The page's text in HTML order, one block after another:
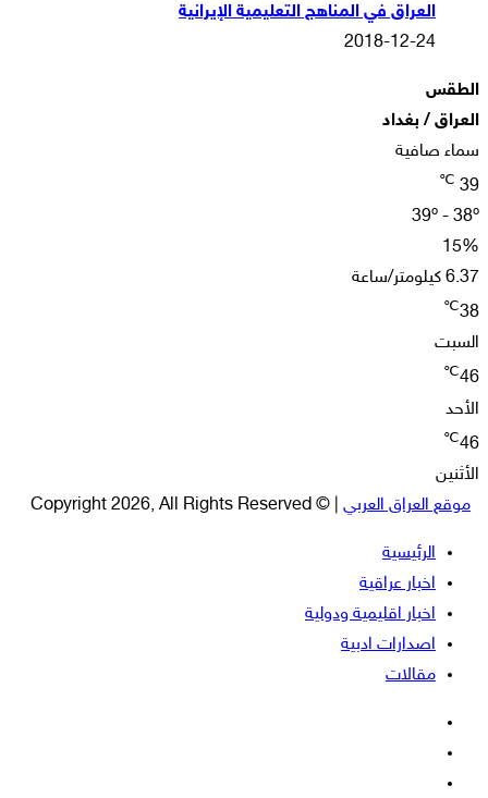
العراق في المناهج التعليمية الإيرانية
2018-12-24
الطقس
العراق / بغداد
سماء صافية
39
℃
39º - 38º
15%
6.37 كيلومتر/ساعة
38
℃
السبت
46
℃
الأحد
46
℃
الأثنين
موقع العراق العربي | © Copyright 2026, All Rights Reserved
الرئيسية
اخبار عراقية
اخبار اقليمية ودولية
اصدارات ادبية
مقالات